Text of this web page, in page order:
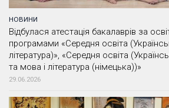
НОВИНИ
Відбулася атестація бакалаврів за
програмами «Середня освіта
література)», «Середня освіта
та мова і література (німецька))»
29.06.2026